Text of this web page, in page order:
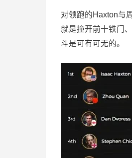
对领跑的Haxton与
就是撞开前十铁门
斗是可有可无的。